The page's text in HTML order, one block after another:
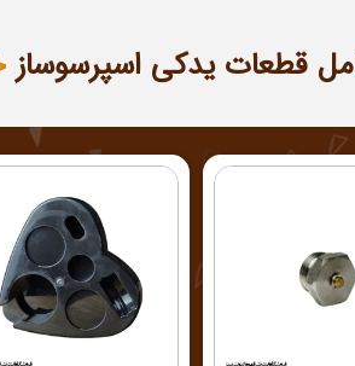
کامل قطعات یدکی